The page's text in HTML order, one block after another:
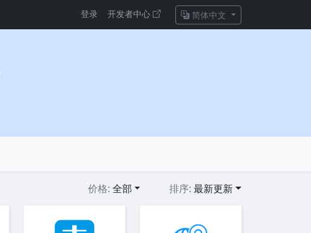
登录 开发者中心 简体中文
价格: 全部 排序:最新更新